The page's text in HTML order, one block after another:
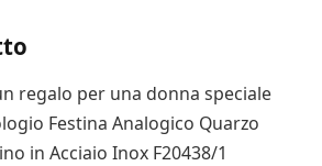
regalo per una donna speciale
Festina Analogico Quarzo
in Acciaio Inox F20438/1